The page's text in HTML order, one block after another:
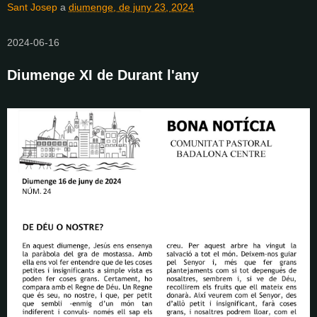
Sant Josep a diumenge, de juny 23, 2024
2024-06-16
Diumenge XI de Durant l'any